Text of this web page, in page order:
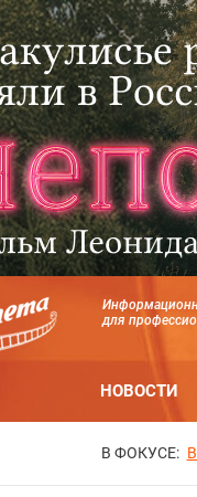
для
НОВОСТИ
В ФОКУСЕ: